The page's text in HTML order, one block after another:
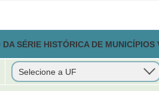
SÉRIE HISTÓRICA DE MUNICÍPIOS